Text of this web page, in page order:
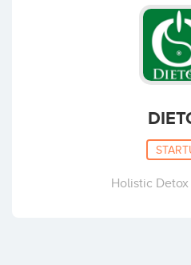
Holistic